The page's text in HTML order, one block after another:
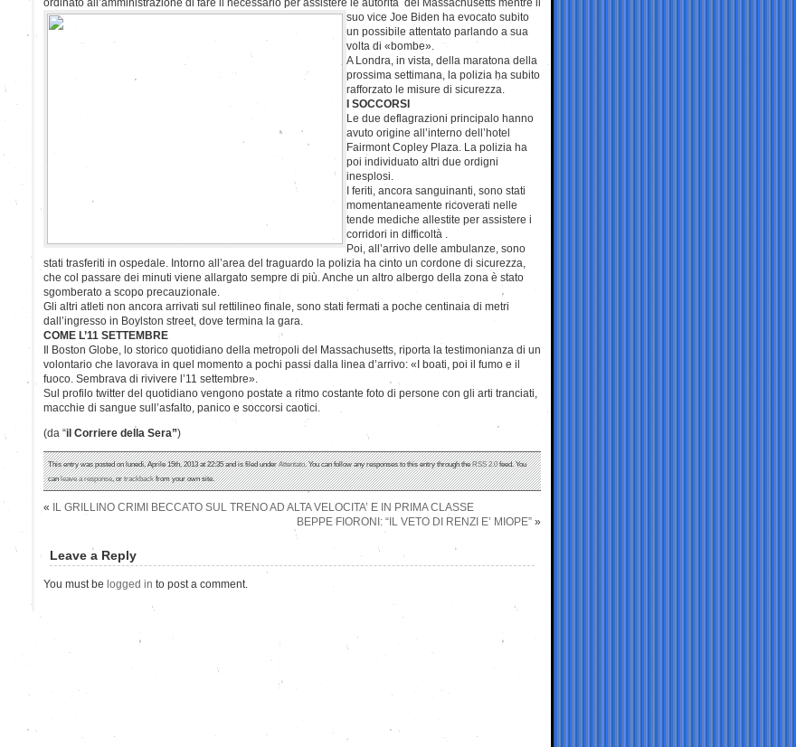
ordinato all’amministrazione di fare il necessario per assistere le autorità del Massachusetts mentre il
suo vice Joe Biden ha evocato subito
un possibile attentato parlando a sua
volta di «bombe».
A Londra, in vista, della maratona della
prossima settimana, la polizia ha subito
rafforzato le misure di sicurezza.
I SOCCORSI
Le due deflagrazioni principalo hanno
avuto origine all’interno dell’hotel
Fairmont Copley Plaza. La polizia ha
poi individuato altri due ordigni
inesplosi.
I feriti, ancora sanguinanti, sono stati
momentaneamente ricoverati nelle
tende mediche allestite per assistere i
corridori in difficoltà .
Poi, all’arrivo delle ambulanze, sono
stati trasferiti in ospedale. Intorno all’area del traguardo la polizia ha cinto un cordone di sicurezza,
che col passare dei minuti viene allargato sempre di più. Anche un altro albergo della zona è stato
sgomberato a scopo precauzionale.
Gli altri atleti non ancora arrivati sul rettilineo finale, sono stati fermati a poche centinaia di metri
dall’ingresso in Boylston street, dove termina la gara.
COME L’11 SETTEMBRE
Il Boston Globe, lo storico quotidiano della metropoli del Massachusetts, riporta la testimonianza di un
volontario che lavorava in quel momento a pochi passi dalla linea d’arrivo: «I boati, poi il fumo e il
fuoco. Sembrava di rivivere l’11 settembre».
Sul profilo twitter del quotidiano vengono postate a ritmo costante foto di persone con gli arti tranciati,
macchie di sangue sull’asfalto, panico e soccorsi caotici.
(da “il Corriere della Sera”)
This entry was posted on lunedì, Aprile 15th, 2013 at 22:35 and is filed underAttentato. You can follow any responses to this entry through theRSS 2.0feed. You
canleave a response, ortrackbackfrom your own site.
«
IL GRILLINO CRIMI BECCATO SUL TRENO AD ALTA VELOCITA’ E IN PRIMA CLASSE
BEPPE FIORONI: “IL VETO DI RENZI E’ MIOPE” »
Leave a Reply
You must be logged in to post a comment.